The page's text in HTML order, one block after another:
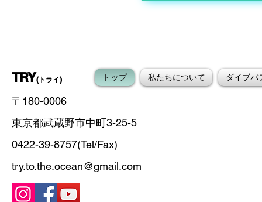
TRY(トライ) トップ 私たちについて ダイブバ
〒180-0006
東京都武蔵野市中町3-25-5
0422-39-8757(Tel/Fax)
try.to.the.ocean@gmail.com